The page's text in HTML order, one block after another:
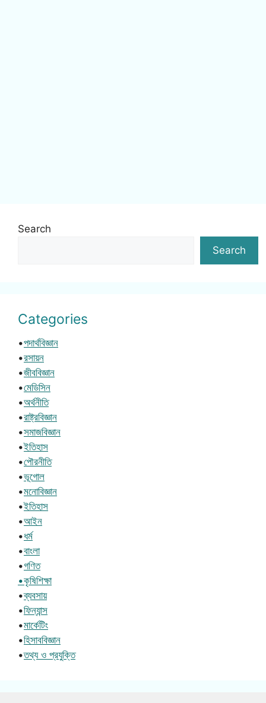
Search
Search
Categories
•পদার্থবিজ্ঞান
•রসায়ন
•জীববিজ্ঞান
•মেডিসিন
•অর্থনীতি
•রাষ্ট্রবিজ্ঞান
•সমাজবিজ্ঞান
•ইতিহাস
•পৌরনীতি
•ভূগোল
•মনোবিজ্ঞান
•ইতিহাস
•আইন
•ধর্ম
•বাংলা
•গণিত
•কৃষিশিক্ষা
•ব্যবসায়
•ফিন্যান্স
•মার্কেটিং
•হিসাববিজ্ঞান
•তথ্য ও প্রযুক্তি